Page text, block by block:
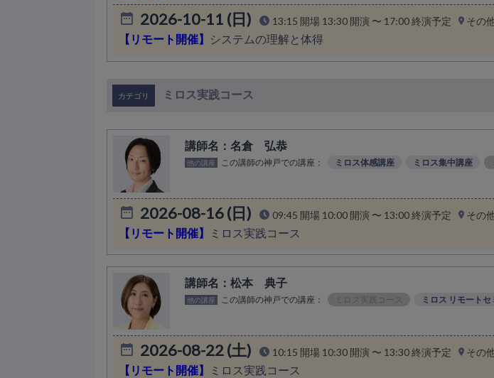
2026-10-11 (日) 13:15 開場 13:30 開演 〜 17:00 終演予定 その
【リモート開催】 システムの理解と体得
ミロス実践コース
名倉 弘恭
他の講座 この講師の神戸での講座 ： ミロス体感講座 ミロス集中講座
2026-08-16 (日) 09:45 開場 10:00 開演 〜 13:00 終演予定 その
【リモート開催】 ミロス実践コース
松本 典子
他の講座 この講師の神戸での講座 ： ミロス実践コース ミロス リモートセ
2026-08-22 (土) 10:15 開場 10:30 開演 〜 13:30 終演予定 その
【リモート開催】 ミロス実践コース